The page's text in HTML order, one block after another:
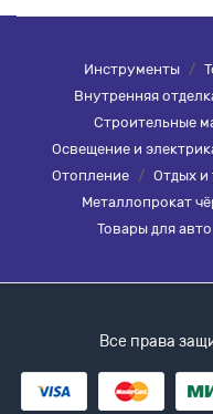
Инструменты /
Внутренняя
Строительные
Освещение и
Отопление / Отдых и
Металлопрокат
Товары для авто
Все права